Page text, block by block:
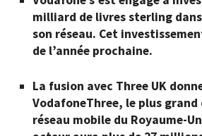
milliard de livres sterling
son réseau. Cet
de l’année prochaine.
La fusion avec Three UK
VodafoneThree, le plus
réseau mobile du Royaume-